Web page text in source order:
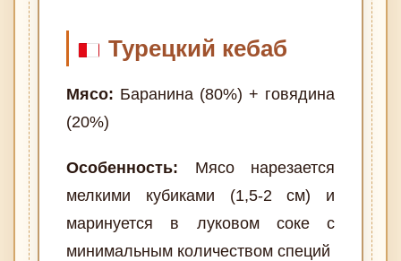
Турецкий кебаб
Мясо: Баранина (80%) + говядина
(20%)
Особенность: Мясо нарезается
мелкими кубиками (1,5-2 см) и
маринуется в луковом соке с
минимальным количеством специй